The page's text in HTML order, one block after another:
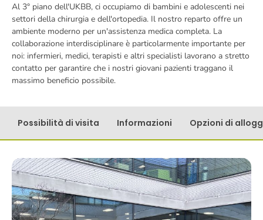
Al 3° piano dell'UKBB, ci occupiamo di bambini e adolescenti nei
settori della chirurgia e dell'ortopedia. Il nostro reparto offre un
ambiente moderno per un'assistenza medica completa. La
collaborazione interdisciplinare è particolarmente importante per
noi: infermieri, medici, terapisti e altri specialisti lavorano a stretto
contatto per garantire che i nostri giovani pazienti traggano il
massimo beneficio possibile.
Possibilità di visita Informazioni Opzioni di